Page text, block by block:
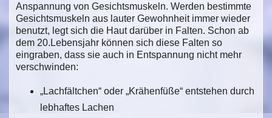
Anspannung von Gesichtsmuskeln. Werden bestimmte
Gesichtsmuskeln aus lauter Gewohnheit immer wieder
benutzt, legt sich die Haut darüber in Falten. Schon ab
dem 20.Lebensjahr können sich diese Falten so
eingraben, dass sie auch in Entspannung nicht mehr
verschwinden:
„Lachfältchen“ oder „Krähenfüße“ entstehen durch
lebhaftes Lachen